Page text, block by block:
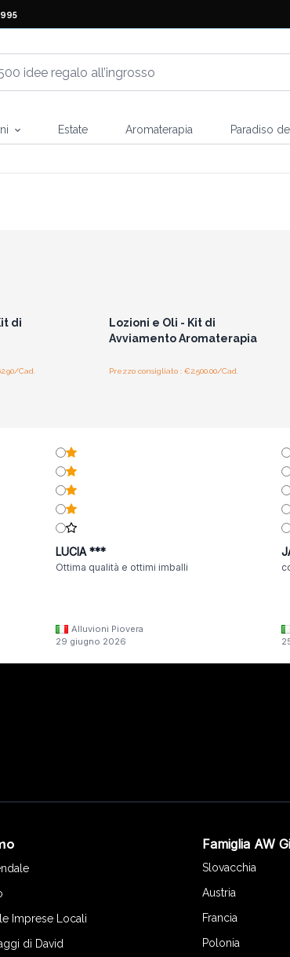
Estate Aromaterapia Paradiso
di
Cad.
Lozioni e Oli - Kit di
Avviamento Aromaterapia
Prezzo consigliato : €2,500.00/Cad.
LUCIA ***
Ottima qualità e ottimi imballi
Alluvioni Piovera
29 giugno 2026
Imprese Locali
di David
Famiglia AW
Slovacchia
Austria
Francia
Polonia